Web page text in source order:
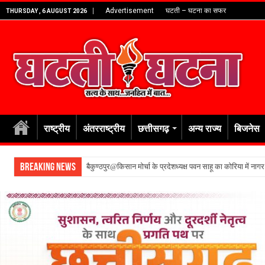
THURSDAY , 6 AUGUST 2026 Advertisement घटती – घटना का सफर
राष्ट्रीय अंतरराष्ट्रीय छत्तीसगढ़ अन्य राज्य बिजनेस
Breaking News बैकुण्ठपुर@किसान मोर्चा के प्रदेशध्यक्ष पवन साहू का कोरिया में